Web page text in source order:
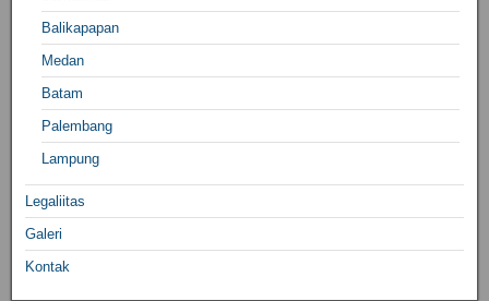
Balikapapan
Medan
Batam
Palembang
Lampung
Legaliitas
Galeri
Kontak